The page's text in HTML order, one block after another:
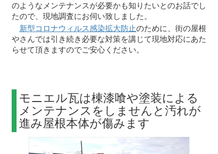
のようなメンテナンスが必要かも知りたいとのお話でし
たので、現地調査にお伺い致しました。
新型コロナウィルス感染拡大防止のために、街の屋根
やさんでは引き続き必要な対策を講じて現地対応にあた
らせて頂きますのでご安心ください。
モニエル瓦は棟漆喰や塗装による
メンテナンスをしませんと汚れが
進み屋根本体が傷みます